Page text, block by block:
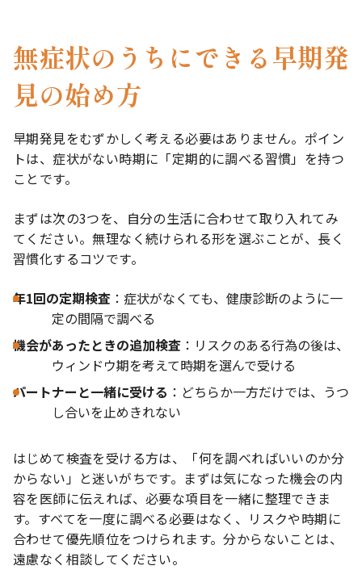
無症状のうちにできる早期発
見の始め方
早期発見をむずかしく考える必要はありません。ポイン
トは、症状がない時期に「定期的に調べる習慣」を持つ
ことです。
まずは次の3つを、自分の生活に合わせて取り入れてみ
てください。無理なく続けられる形を選ぶことが、長く
習慣化するコツです。
年1回の定期検査 ：症状がなくても、健康診断のように一
定の間隔で調べる
機会があったときの追加検査 ：リスクのある行為の後は、
ウィンドウ期を考えて時期を選んで受ける
パートナーと一緒に受ける ：どちらか一方だけでは、うつ
し合いを止めきれない
はじめて検査を受ける方は、「何を調べればいいのか分
からない」と迷いがちです。まずは気になった機会の内
容を医師に伝えれば、必要な項目を一緒に整理できま
す。すべてを一度に調べる必要はなく、リスクや時期に
合わせて優先順位をつけられます。分からないことは、
遠慮なく相談してください。